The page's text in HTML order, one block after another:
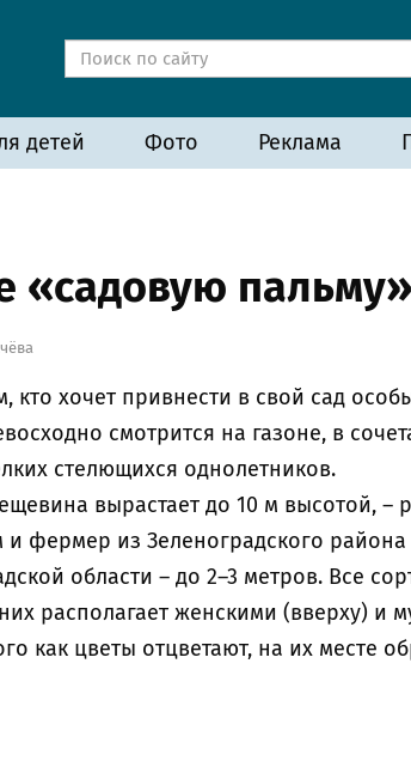
детей Фото Реклама
«садовую пальму»
кто хочет привнести в свой сад
смотрится на газоне, в
стелющихся однолетников.
вырастает до 10 м высотой, –
фермер из Зеленоградского района
области – до 2–3 метров. Все
располагает женскими (вверху) и
как цветы отцветают, на их месте